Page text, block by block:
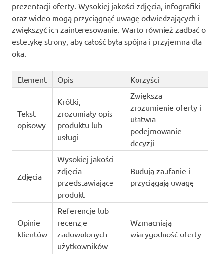
prezentacji oferty. Wysokiej jakości zdjęcia, infografiki
oraz wideo mogą przyciągnąć uwagę odwiedzających i
zwiększyć ich zainteresowanie. Warto również zadbać o
estetykę strony, aby całość była spójna i przyjemna dla
oka.
Element Opis Korzyści
Tekst
opisowy
Krótki,
zrozumiały opis
produktu lub
usługi
Zwiększa
zrozumienie oferty i
ułatwia
podejmowanie
decyzji
Zdjęcia
Wysokiej jakości
zdjęcia
przedstawiające
produkt
Budują zaufanie i
przyciągają uwagę
Opinie
klientów
Referencje lub
recenzje
zadowolonych
użytkowników
Wzmacniają
wiarygodność oferty